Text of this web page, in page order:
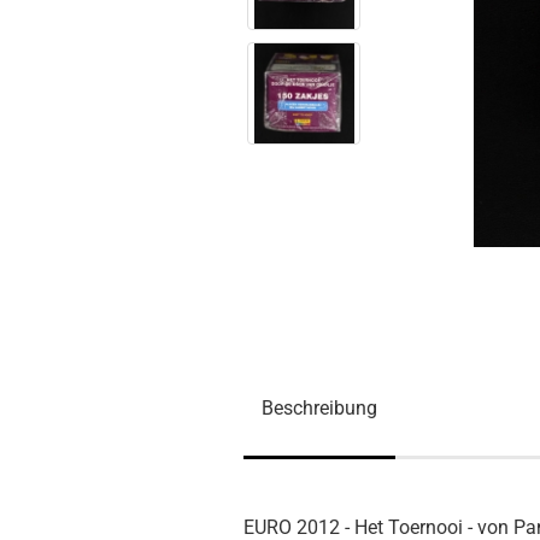
Beschreibung
EURO 2012 - Het Toernooi - von